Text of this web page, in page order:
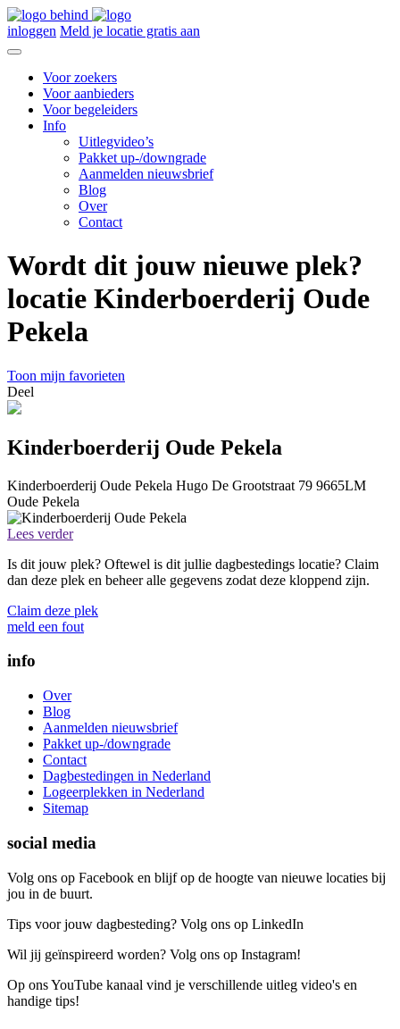
inloggen Meld je locatie gratis aan
Voor zoekers
Voor aanbieders
Voor begeleiders
Info
Uitlegvideo’s
Pakket up-/downgrade
Aanmelden nieuwsbrief
Blog
Over
Contact
Wordt dit jouw nieuwe plek?
locatie Kinderboerderij Oude
Pekela
Toon mijn favorieten
Deel
Kinderboerderij Oude Pekela
Kinderboerderij Oude Pekela Hugo De Grootstraat 79 9665LM
Oude Pekela
Lees verder
Is dit jouw plek? Oftewel is dit jullie dagbestedings locatie? Claim
dan deze plek en beheer alle gegevens zodat deze kloppend zijn.
Claim deze plek
meld een fout
info
Over
Blog
Aanmelden nieuwsbrief
Pakket up-/downgrade
Contact
Dagbestedingen in Nederland
Logeerplekken in Nederland
Sitemap
social media
Volg ons op Facebook en blijf op de hoogte van nieuwe locaties bij
jou in de buurt.
Tips voor jouw dagbesteding? Volg ons op LinkedIn
Wil jij geïnspireerd worden? Volg ons op Instagram!
Op ons YouTube kanaal vind je verschillende uitleg video's en
handige tips!